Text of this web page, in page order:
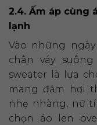
2.4. Ấm áp cùng
lạnh
Vào những
chân váy
sweater là lựa
mang đậm hơi
nhẹ nhàng, nữ
chọn áo len